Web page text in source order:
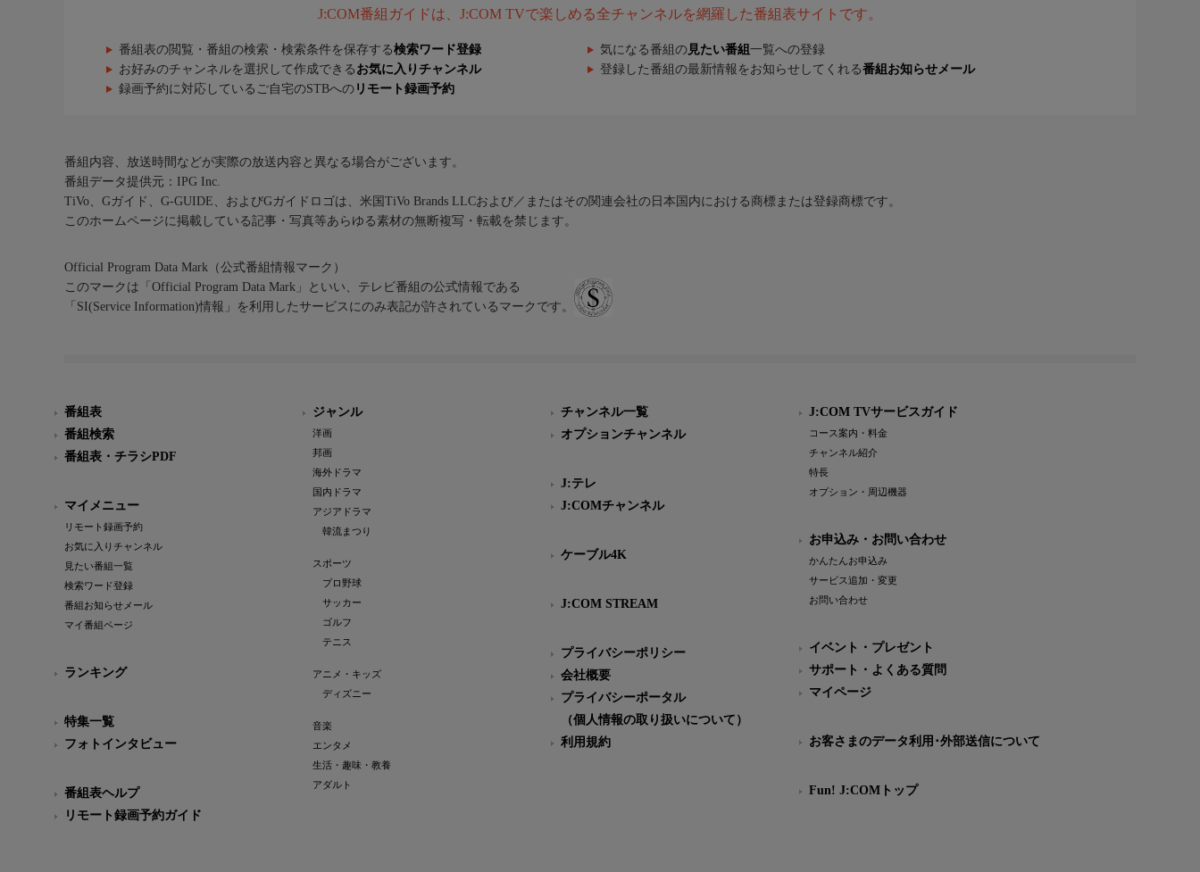
J:COM番組ガイドは、J:COM TVで楽しめる全チャンネルを網羅した番組表サイトです。
番組表の閲覧・番組の検索・検索条件を保存する検索ワード登録 気になる番組の 見たい番組 一覧への登録
お好みのチャンネルを選択して作成できる お気に入りチャンネル 登録した番組の最新情報をお知らせしてくれる番組お知らせメール
録画予約に対応しているご自宅のSTBへの リモート録画予約
番組内容、放送時間などが実際の放送内容と異なる場合がございます。
番組データ提供元：IPG Inc.
TiVo、Gガイド、G-GUIDE、およびGガイドロゴは、米国TiVo Brands LLCおよび／またはその関連会社の日本国内における商標または登録商標です。
このホームページに掲載している記事・写真等あらゆる素材の無断複写・転載を禁じます。
Official Program Data Mark（公式番組情報マーク）
このマークは「Official Program Data Mark」といい、テレビ番組の公式情報である
「SI(Service Information)情報」を利用したサービスにのみ表記が許されているマークです。
番組表
番組検索
番組表・チラシPDF
マイメニュー
リモート録画予約
お気に入りチャンネル
見たい番組一覧
検索ワード登録
番組お知らせメール
マイ番組ページ
ランキング
特集一覧
フォトインタビュー
番組表ヘルプ
リモート録画予約ガイド
ジャンル
洋画
邦画
海外ドラマ
国内ドラマ
アジアドラマ
韓流まつり
スポーツ
プロ野球
サッカー
ゴルフ
テニス
アニメ・キッズ
ディズニー
音楽
エンタメ
生活・趣味・教養
アダルト
チャンネル一覧
オプションチャンネル
J:テレ
J:COMチャンネル
ケーブル4K
J:COM STREAM
プライバシーポリシー
会社概要
プライバシーポータル
（個人情報の取り扱いについて）
利用規約
J:COM TVサービスガイド
コース案内・料金
チャンネル紹介
特長
オプション・周辺機器
お申込み・お問い合わせ
かんたんお申込み
サービス追加・変更
お問い合わせ
イベント・プレゼント
サポート・よくある質問
マイページ
お客さまのデータ利用･外部送信について
Fun! J:COMトップ